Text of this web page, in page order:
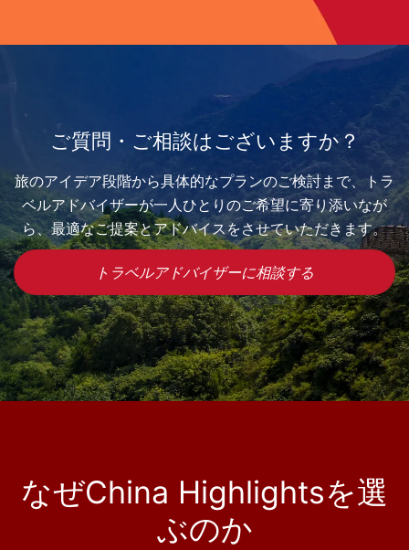
ご質問・ご相談はございますか？
旅のアイデア段階から具体的なプランのご検討まで、トラ
ベルアドバイザーが一人ひとりのご希望に寄り添いなが
ら、最適なご提案とアドバイスをさせていただきます。
トラベルアドバイザーに相談する
なぜChina Highlightsを選
ぶのか